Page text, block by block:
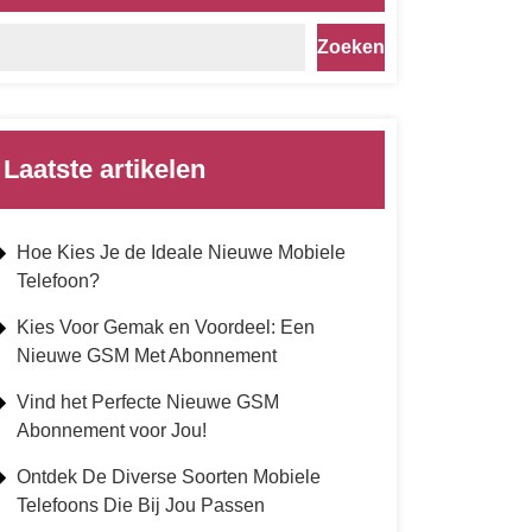
Zoeken
Laatste artikelen
Hoe Kies Je de Ideale Nieuwe Mobiele
Telefoon?
Kies Voor Gemak en Voordeel: Een
Nieuwe GSM Met Abonnement
Vind het Perfecte Nieuwe GSM
Abonnement voor Jou!
Ontdek De Diverse Soorten Mobiele
Telefoons Die Bij Jou Passen